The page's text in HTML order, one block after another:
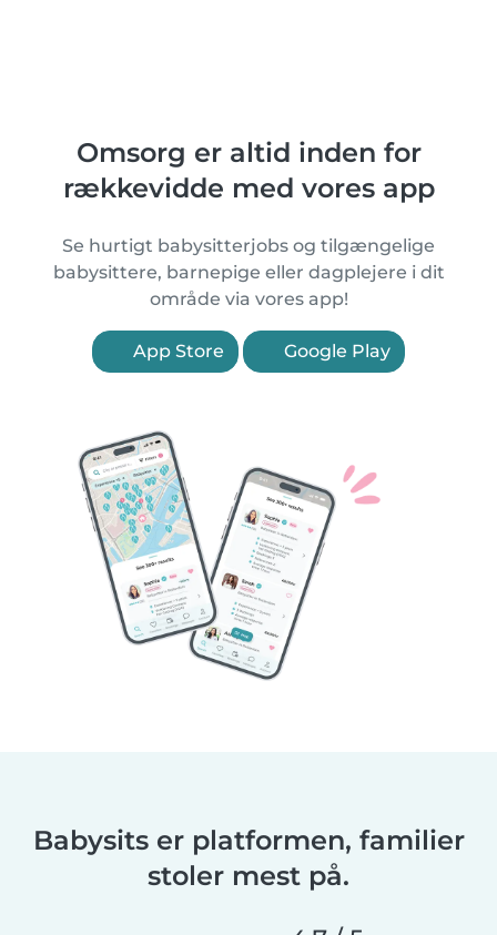
Omsorg er altid inden for
rækkevidde med vores app
Se hurtigt babysitterjobs og tilgængelige
babysittere, barnepige eller dagplejere i dit
område via vores app!
App Store Google Play
Babysits er platformen, familier
stoler mest på.